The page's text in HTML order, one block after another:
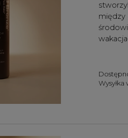
między
Wysyłka